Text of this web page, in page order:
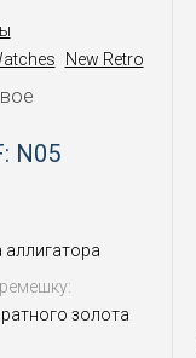
New Retro
N05
золота